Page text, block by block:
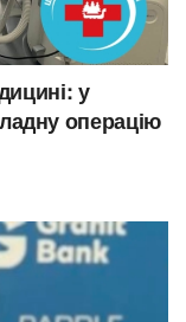
у
операцію